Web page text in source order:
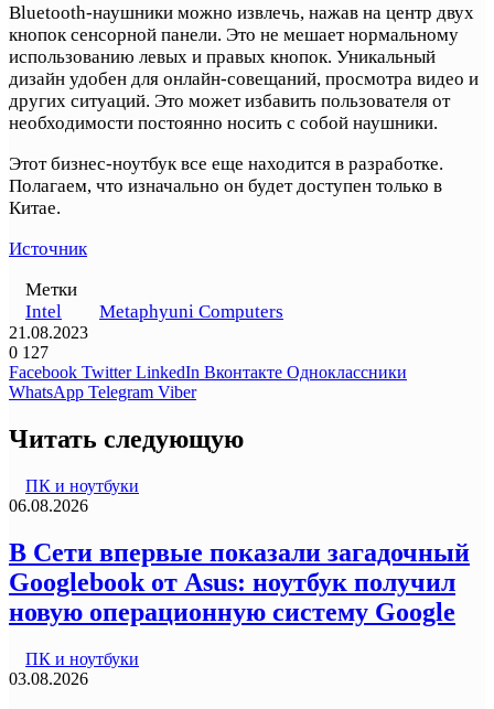
Bluetooth-наушники можно извлечь, нажав на центр двух
кнопок сенсорной панели. Это не мешает нормальному
использованию левых и правых кнопок. Уникальный
дизайн удобен для онлайн-совещаний, просмотра видео и
других ситуаций. Это может избавить пользователя от
необходимости постоянно носить с собой наушники.
Этот бизнес-ноутбук все еще находится в разработке.
Полагаем, что изначально он будет доступен только в
Китае.
Источник
Метки
Intel
Metaphyuni Computers
21.08.2023
0 127
Facebook Twitter LinkedIn Вконтакте Одноклассники
WhatsApp Telegram Viber
Читать следующую
ПК и ноутбуки
06.08.2026
В Сети впервые показали загадочный
Googlebook от Asus: ноутбук получил
новую операционную систему Google
ПК и ноутбуки
03.08.2026